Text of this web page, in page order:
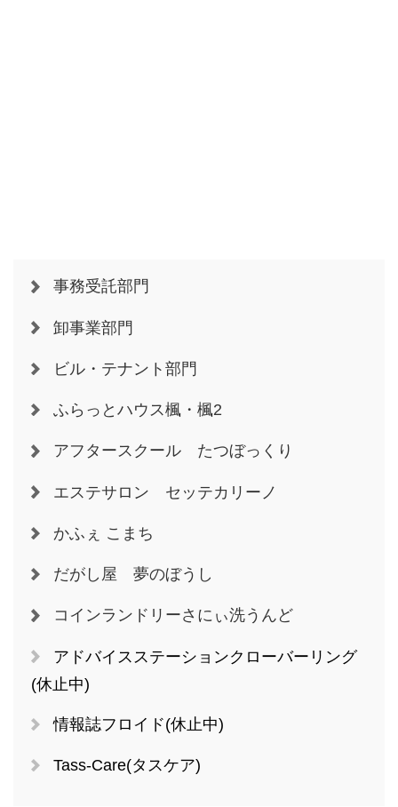
事務受託部門
卸事業部門
ビル・テナント部門
ふらっとハウス楓・楓2
アフタースクール たつぼっくり
エステサロン セッテカリーノ
かふぇ こまち
だがし屋 夢のぼうし
コインランドリーさにぃ洗うんど
アドバイスステーションクローバーリング
(休止中)
情報誌フロイド(休止中)
Tass-Care(タスケア)